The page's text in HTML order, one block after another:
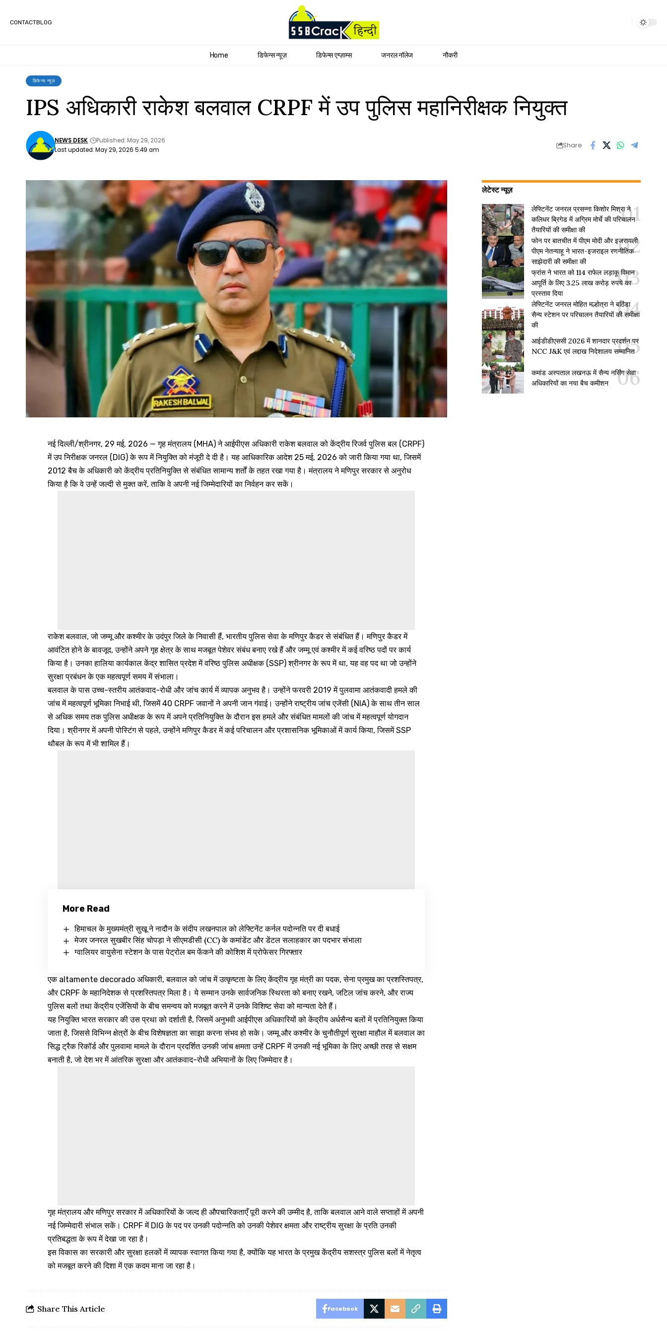
CONTACTBLOG
Home डिफेन्स न्यूज़ डिफेन्स एग्ज़ाम्स जनरल नॉलेज नौकरी
डिफेन्स न्यूज़
IPS अधिकारी राकेश बलवाल CRPF में उप पुलिस महानिरीक्षक नियुक्त
Last updated: May 29, 2026 5:49 am
NEWS DESK Published: May 29, 2026
Share
नई दिल्ली/श्रीनगर, 29 मई, 2026 — गृह मंत्रालय (MHA) ने आईपीएस अधिकारी राकेश बलवाल को केंद्रीय रिजर्व पुलिस बल (CRPF)
में उप निरीक्षक जनरल (DIG) के रूप में नियुक्ति को मंजूरी दे दी है। यह आधिकारिक आदेश 25 मई, 2026 को जारी किया गया था, जिसमें
2012 बैच के अधिकारी को केंद्रीय प्रतिनियुक्ति से संबंधित सामान्य शर्तों के तहत रखा गया है। मंत्रालय ने मणिपुर सरकार से अनुरोध
किया है कि वे उन्हें जल्दी से मुक्त करें, ताकि वे अपनी नई जिम्मेदारियों का निर्वहन कर सकें।
राकेश बलवाल, जो जम्मू और कश्मीर के उदंपुर जिले के निवासी हैं, भारतीय पुलिस सेवा के मणिपुर कैडर से संबंधित हैं। मणिपुर कैडर में
आवंटित होने के बावजूद, उन्होंने अपने गृह क्षेत्र के साथ मजबूत पेशेवर संबंध बनाए रखे हैं और जम्मू एवं कश्मीर में कई वरिष्ठ पदों पर कार्य
किया है। उनका हालिया कार्यकाल केंद्र शासित प्रदेश में वरिष्ठ पुलिस अधीक्षक (SSP) श्रीनगर के रूप में था, यह वह पद था जो उन्होंने
सुरक्षा प्रबंधन के एक महत्वपूर्ण समय में संभाला।
बलवाल के पास उच्च-स्तरीय आतंकवाद-रोधी और जांच कार्य में व्यापक अनुभव है। उन्होंने फरवरी 2019 में पुलवामा आतंकवादी हमले की
जांच में महत्वपूर्ण भूमिका निभाई थी, जिसमें 40 CRPF जवानों ने अपनी जान गंवाई। उन्होंने राष्ट्रीय जांच एजेंसी (NIA) के साथ तीन साल
से अधिक समय तक पुलिस अधीक्षक के रूप में अपने प्रतिनियुक्ति के दौरान इस हमले और संबंधित मामलों की जांच में महत्वपूर्ण योगदान
दिया। श्रीनगर में अपनी पोस्टिंग से पहले, उन्होंने मणिपुर कैडर में कई परिचालन और प्रशासनिक भूमिकाओं में कार्य किया, जिसमें SSP
थौबल के रूप में भी शामिल हैं।
More Read
हिमाचल के मुख्यमंत्री सुखू ने नादौन के संदीप लखनपाल को लेफ्टिनेंट कर्नल पदोन्नति पर दी बधाई
मेजर जनरल सुखबीर सिंह चोपड़ा ने सीएमडीसी (CC) के कमांडेंट और डेंटल सलाहकार का पदभार संभाला
ग्वालियर वायुसेना स्टेशन के पास पेट्रोल बम फेंकने की कोशिश में प्रोफेसर गिरफ्तार
एक altamente decorado अधिकारी, बलवाल को जांच में उत्कृष्टता के लिए केंद्रीय गृह मंत्री का पदक, सेना प्रमुख का प्रशस्तिपत्र,
और CRPF के महानिदेशक से प्रशस्तिपत्र मिला है। ये सम्मान उनके सार्वजनिक स्थिरता को बनाए रखने, जटिल जांच करने, और राज्य
पुलिस बलों तथा केंद्रीय एजेंसियों के बीच समन्वय को मजबूत करने में उनके विशिष्ट सेवा को मान्यता देते हैं।
यह नियुक्ति भारत सरकार की उस प्रथा को दर्शाती है, जिसमें अनुभवी आईपीएस अधिकारियों को केंद्रीय अर्धसैन्य बलों में प्रतिनियुक्त किया
जाता है, जिससे विभिन्न क्षेत्रों के बीच विशेषज्ञता का साझा करना संभव हो सके। जम्मू और कश्मीर के चुनौतीपूर्ण सुरक्षा माहौल में बलवाल का
सिद्ध ट्रैक रिकॉर्ड और पुलवामा मामले के दौरान प्रदर्शित उनकी जांच क्षमता उन्हें CRPF में उनकी नई भूमिका के लिए अच्छी तरह से सक्षम
बनाती है, जो देश भर में आंतरिक सुरक्षा और आतंकवाद-रोधी अभियानों के लिए जिम्मेदार है।
गृह मंत्रालय और मणिपुर सरकार में अधिकारियों के जल्द ही औपचारिकताएँ पूरी करने की उम्मीद है, ताकि बलवाल आने वाले सप्ताहों में अपनी
नई जिम्मेदारी संभाल सकें। CRPF में DIG के पद पर उनकी पदोन्नति को उनकी पेशेवर क्षमता और राष्ट्रीय सुरक्षा के प्रति उनकी
प्रतिबद्धता के रूप में देखा जा रहा है।
इस विकास का सरकारी और सुरक्षा हलकों में व्यापक स्वागत किया गया है, क्योंकि यह भारत के प्रमुख केंद्रीय सशस्त्र पुलिस बलों में नेतृत्व
को मजबूत करने की दिशा में एक कदम माना जा रहा है।
Share This Article Facebook
लेटेस्ट न्यूज़
लेफ्टिनेंट जनरल प्रसन्ना किशोर मिश्रा ने
कलिधर ब्रिगेड में अग्रिम मोर्चे की परिचालन
तैयारियों की समीक्षा की
फोन पर बातचीत में पीएम मोदी और इजरायली
पीएम नेतन्याहू ने भारत-इजराइल रणनीतिक
साझेदारी की समीक्षा की
फ्रांस ने भारत को 114 राफेल लड़ाकू विमान
आपूर्ति के लिए 3.25 लाख करोड़ रुपये का
प्रस्ताव दिया
लेफ्टिनेंट जनरल मोहित मल्होत्रा ने बठिंडा
सैन्य स्टेशन पर परिचालन तैयारियों की समीक्षा
की
आईडीडीएससी 2026 में शानदार प्रदर्शन पर
NCC J&K एवं लद्दाख निदेशालय सम्मानित
कमांड अस्पताल लखनऊ में सैन्य नर्सिंग सेवा
अधिकारियों का नया बैच कमीशन